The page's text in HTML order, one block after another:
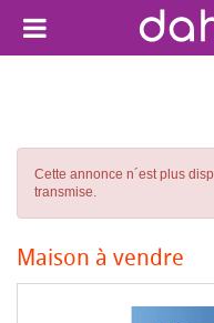
Cette annonce n´est plus
transmise.
Maison à vendre